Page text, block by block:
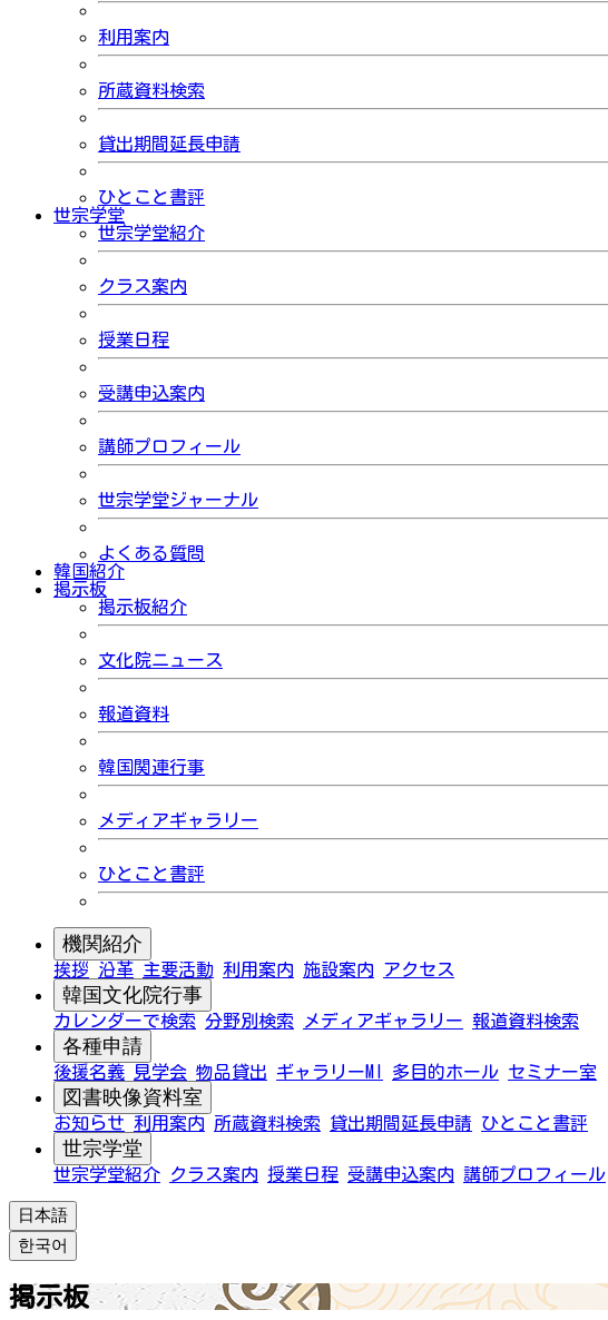
利用案内
所蔵資料検索
貸出期間延長申請
ひとこと書評
世宗学堂
世宗学堂紹介
クラス案内
授業日程
受講申込案内
講師プロフィール
世宗学堂ジャーナル
よくある質問
韓国紹介
掲示板
掲示板紹介
文化院ニュース
報道資料
韓国関連行事
メディアギャラリー
ひとこと書評
機関紹介
挨拶 沿革 主要活動 利用案内 施設案内 アクセス
韓国文化院行事
カレンダーで検索 分野別検索 メディアギャラリー 報道資料検索
各種申請
後援名義 見学会 物品貸出 ギャラリーMI 多目的ホール セミナー室
図書映像資料室
お知らせ 利用案内 所蔵資料検索 貸出期間延長申請 ひとこと書評
世宗学堂
世宗学堂紹介 クラス案内 授業日程 受講申込案内 講師プロフィール
日本語
한국어
掲示板